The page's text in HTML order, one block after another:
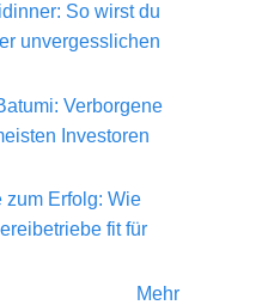
So wirst du
unvergesslichen
Verborgene
Investoren
zum Erfolg: Wie
fit für
Mehr